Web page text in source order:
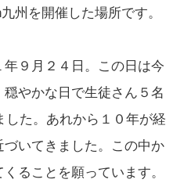
州を開催した場所です。
９月２４日。この日は今
やかな日で生徒さん５名
した。あれから１０年が経
いてきました。この中か
ることを願っています。